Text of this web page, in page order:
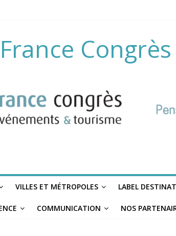
France
VILLES ET MÉTROPOLES LABEL
COMMUNICATION NOS